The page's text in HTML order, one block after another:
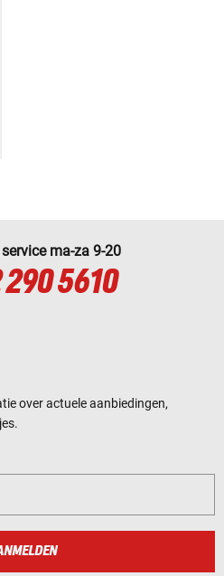
ma-za 9-20
5610
over actuele aanbiedingen,